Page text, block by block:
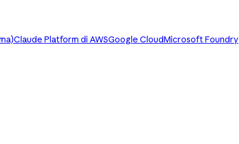
Claude Platform di AWSGoogle CloudMicrosoft Foundry